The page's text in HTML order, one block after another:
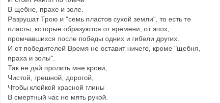
В щебне, прахе и золе.
Разрушат Трою и "семь пластов сухой земли", то есть те
пласты, которые образуются от времени, от эпох,
промчавшихся после победы одних и гибели других.
И от победителей Время не оставит ничего, кроме "щебня,
праха и золы".
Так не дай пролить мне крови,
Чистой, грешной, дорогой,
Чтобы клейкой красной глины
В смертный час не мять рукой.